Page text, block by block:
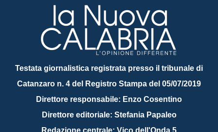
Testata giornalistica registrata presso il tribunale di
Catanzaro n. 4 del Registro Stampa del 05/07/2019
Direttore responsabile: Enzo Cosentino
Direttore editoriale: Stefania Papaleo
Redazione centrale: Vico dell'Onda 5